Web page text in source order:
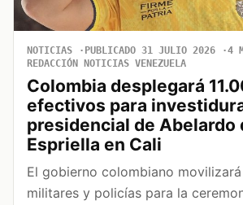
NOTICIAS PUBLICADO 31 JULIO 2026
4
REDACCIÓN NOTICIAS VENEZUELA
Colombia desplegará
efectivos para
presidencial de Abelardo
Espriella en Cali
El gobierno colombiano movilizará
militares y policías para la